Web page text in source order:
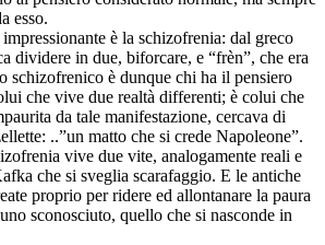
esso.
è la schizofrenia: dal greco
dividere in due, biforcare, e “frèn”, che era
schizofrenico è dunque chi ha il pensiero
che vive due realtà differenti; è colui che
da tale manifestazione, cercava di
..”un matto che si crede Napoleone”.
vive due vite, analogamente reali e
che si sveglia scarafaggio. E le antiche
proprio per ridere ed allontanare la paura
sconosciuto, quello che si nasconde in